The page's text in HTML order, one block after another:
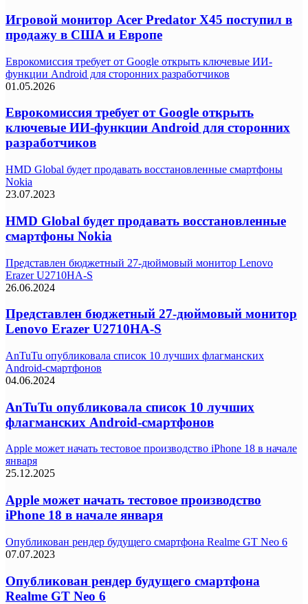
Игровой монитор Acer Predator X45 поступил в
продажу в США и Европе
Еврокомиссия требует от Google открыть ключевые ИИ-
функции Android для сторонних разработчиков
01.05.2026
Еврокомиссия требует от Google открыть
ключевые ИИ-функции Android для сторонних
разработчиков
HMD Global будет продавать восстановленные смартфоны
Nokia
23.07.2023
HMD Global будет продавать восстановленные
смартфоны Nokia
Представлен бюджетный 27-дюймовый монитор Lenovo
Erazer U2710HA-S
26.06.2024
Представлен бюджетный 27-дюймовый монитор
Lenovo Erazer U2710HA-S
AnTuTu опубликовала список 10 лучших флагманских
Android-смартфонов
04.06.2024
AnTuTu опубликовала список 10 лучших
флагманских Android-смартфонов
Apple может начать тестовое производство iPhone 18 в начале
января
25.12.2025
Apple может начать тестовое производство
iPhone 18 в начале января
Опубликован рендер будущего смартфона Realme GT Neo 6
07.07.2023
Опубликован рендер будущего смартфона
Realme GT Neo 6